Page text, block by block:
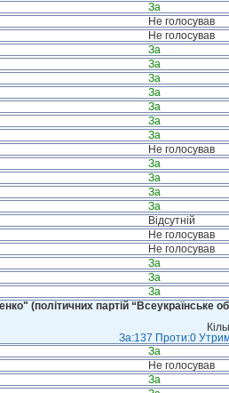
За
Не голосував
Не голосував
За
За
За
За
За
За
За
Не голосував
За
За
За
За
Відсутній
Не голосував
Не голосував
За
За
За
(політичних партій “Всеукраїнське
За:137 Проти:0
За
Не голосував
За